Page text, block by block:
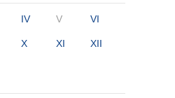
IV V VI
X XI XII